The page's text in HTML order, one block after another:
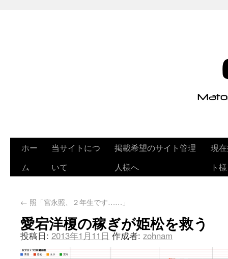
ホー
ム
当サイトにつ
いて
掲載希望のサイト管理
人様へ
現
ト様
← 照「宮永照、２年生です……」
愛宕洋榎の稼ぎが姫松を救う
投稿日: 2013年1月11日 作成者: zohnam